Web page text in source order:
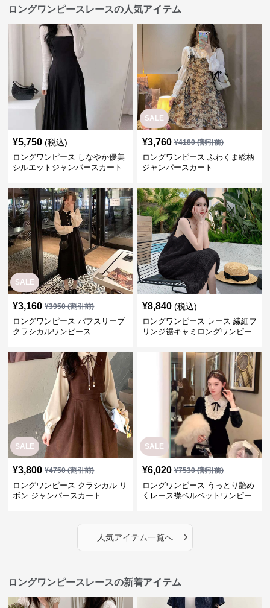
ロングワンピースレースの人気アイテム
¥5,750 (税込)
ロングワンピース しなやか優美
シルエットジャンパースカート
SALE
¥3,760 ¥4180(割引前)
ロングワンピース ふわくま総柄
ジャンパースカート
SALE
¥3,160 ¥3950(割引前)
ロングワンピース パフスリーブ
クラシカルワンピース
¥8,840 (税込)
ロングワンピース レース 繊細フ
リンジ裾キャミロングワンピー
SALE
¥3,800 ¥4750(割引前)
ロングワンピース クラシカル リ
ボン ジャンパースカート
SALE
¥6,020 ¥7530(割引前)
ロングワンピース うっとり艶め
くレース襟ベルベットワンピー
人気アイテム一覧へ ›
ロングワンピースレースの新着アイテム